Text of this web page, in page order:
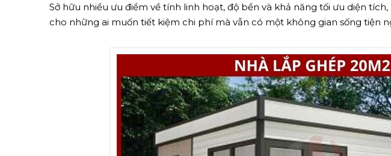
Sở hữu nhiều ưu điểm về tính linh hoạt, độ bền và khả năng tối ưu diện
cho những ai muốn tiết kiệm chi phí mà vẫn có một không gian sống tiện